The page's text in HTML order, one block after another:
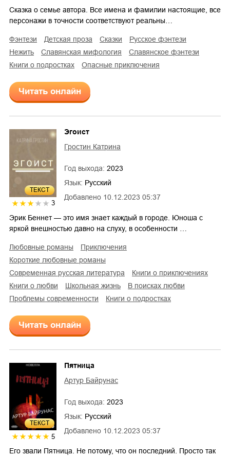
Сказка о семье автора. Все имена и фамилии настоящие, все
персонажи в точности соответствуют реальны…
фэнтези детская проза сказки
русское фэнтези
нежить
славянская мифология
славянское фэнтези
книги о подростках
опасные приключения
Читать онлайн
ТЕКСТ
3
Добавлено 10.12.2023 05:37
Эгоист
Гростин Катрина
Год выхода: 2023
Язык: Русский
Эрик Беннет — это имя знает каждый в городе. Юноша с
яркой внешностью давно на слуху, в особенности …
любовные романы
приключения
короткие любовные романы
современная русская литература
книги о приключениях
книги о любви
школьная жизнь
в поисках любви
проблемы современности
книги о подростках
Читать онлайн
ТЕКСТ
5
Добавлено 10.12.2023 05:37
Пятница
Артур Байрунас
Год выхода: 2023
Язык: Русский
Его звали Пятница. Не потому, что он последний. Просто так